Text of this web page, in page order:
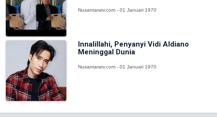
Nusantaratv.com - 01 Januari 1970
Innalillahi, Penyanyi Vidi Aldiano
Meninggal Dunia
Nusantaratv.com - 01 Januari 1970